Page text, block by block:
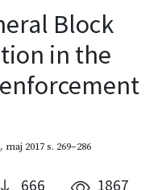
Block
in the
, maj 2017s. 269–286
666 1867